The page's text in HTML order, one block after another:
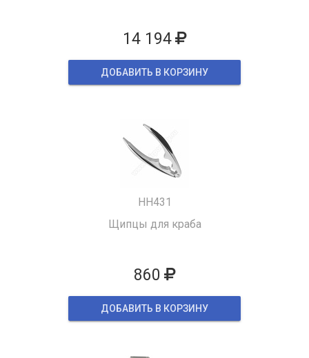
14 194
ДОБАВИТЬ В КОРЗИНУ
HH431
Щипцы для краба
860
ДОБАВИТЬ В КОРЗИНУ